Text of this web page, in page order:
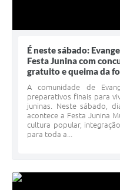
É neste sábado:
Festa Junina com
gratuito e queima da
A comunidade de
preparativos finais para
juninas. Neste sábado,
acontece a Festa Junina
cultura popular,
para toda a...